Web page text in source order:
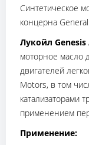
Синтетическое
концерна
Лукойл Genesis
моторное масло
двигателей
Motors, в том
катализаторами
применением
Применение: